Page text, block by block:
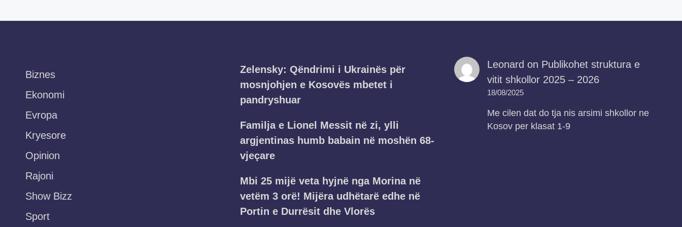
Biznes
Ekonomi
Evropa
Kryesore
Opinion
Rajoni
Show Bizz
Sport
Zelensky: Qëndrimi i Ukrainës për
mosnjohjen e Kosovës mbetet i
pandryshuar
Familja e Lionel Messit në zi, ylli
argjentinas humb babain në moshën 68-
vjeçare
Mbi 25 mijë veta hyjnë nga Morina në
vetëm 3 orë! Mijëra udhëtarë edhe në
Portin e Durrësit dhe Vlorës
Leonard on Publikohet struktura e
vitit shkollor 2025 – 2026
18/08/2025
Me cilen dat do tja nis arsimi shkollor ne
Kosov per klasat 1-9